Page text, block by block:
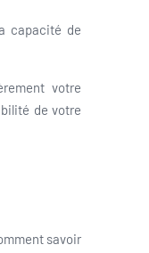
capacité de
votre
de votre
savoir